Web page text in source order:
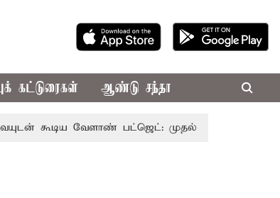
கட்டுரைகள் ஆண்டு சந்தா
வேளாண் பட்ஜெட்: முதல்-அமைச்சர் விஜய்